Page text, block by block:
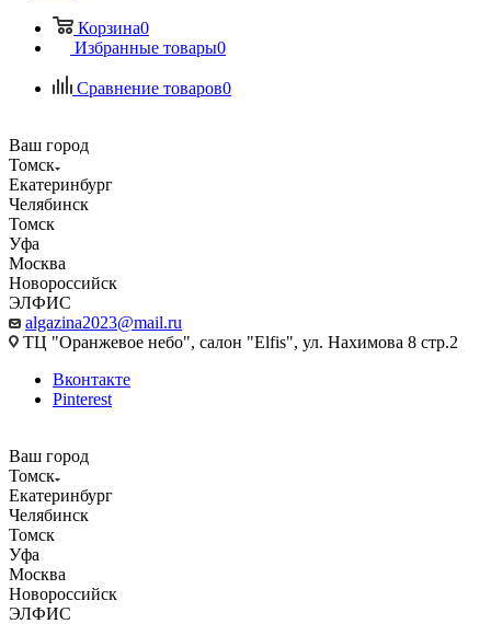
Корзина0
Избранные товары0
Сравнение товаров0
Ваш город
Томск
Екатеринбург
Челябинск
Томск
Уфа
Москва
Новороссийск
ЭЛФИС
algazina2023@mail.ru
ТЦ "Оранжевое небо", салон "Elfis", ул. Нахимова 8 стр.2
Вконтакте
Pinterest
Ваш город
Томск
Екатеринбург
Челябинск
Томск
Уфа
Москва
Новороссийск
ЭЛФИС